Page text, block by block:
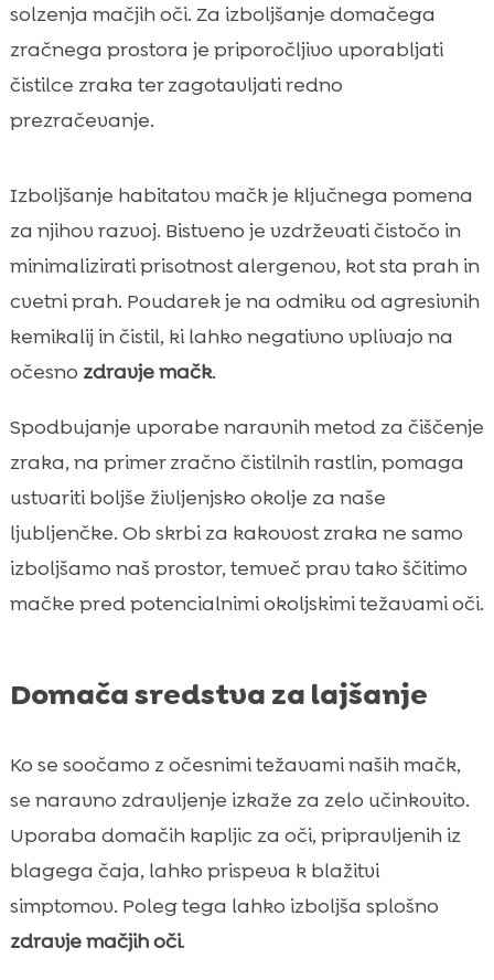
solzenja mačjih oči. Za izboljšanje domačega
zračnega prostora je priporočljivo uporabljati
čistilce zraka ter zagotavljati redno
prezračevanje.
Izboljšanje habitatov mačk je ključnega pomena
za njihov razvoj. Bistveno je vzdrževati čistočo in
minimalizirati prisotnost alergenov, kot sta prah in
cvetni prah. Poudarek je na odmiku od agresivnih
kemikalij in čistil, ki lahko negativno vplivajo na
očesno zdravje mačk.
Spodbujanje uporabe naravnih metod za čiščenje
zraka, na primer zračno čistilnih rastlin, pomaga
ustvariti boljše življenjsko okolje za naše
ljubljenčke. Ob skrbi za kakovost zraka ne samo
izboljšamo naš prostor, temveč prav tako ščitimo
mačke pred potencialnimi okoljskimi težavami oči.
Domača sredstva za lajšanje
Ko se soočamo z očesnimi težavami naših mačk,
se naravno zdravljenje izkaže za zelo učinkovito.
Uporaba domačih kapljic za oči, pripravljenih iz
blagega čaja, lahko prispeva k blažitvi
simptomov. Poleg tega lahko izboljša splošno
zdravje mačjih oči.